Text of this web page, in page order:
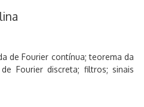
de Fourier contínua; teorema da
Fourier discreta; filtros; sinais